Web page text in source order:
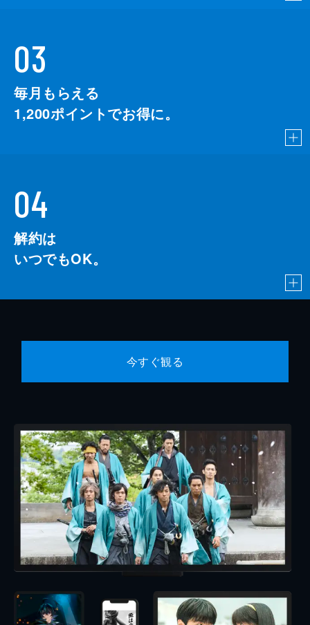
03
毎月もらえる
1,200ポイントでお得に。
04
解約は
いつでもOK。
今すぐ観る